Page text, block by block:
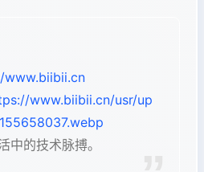
www.biibii.cn
www.biibii.cn/usr/up
中的技术脉搏。